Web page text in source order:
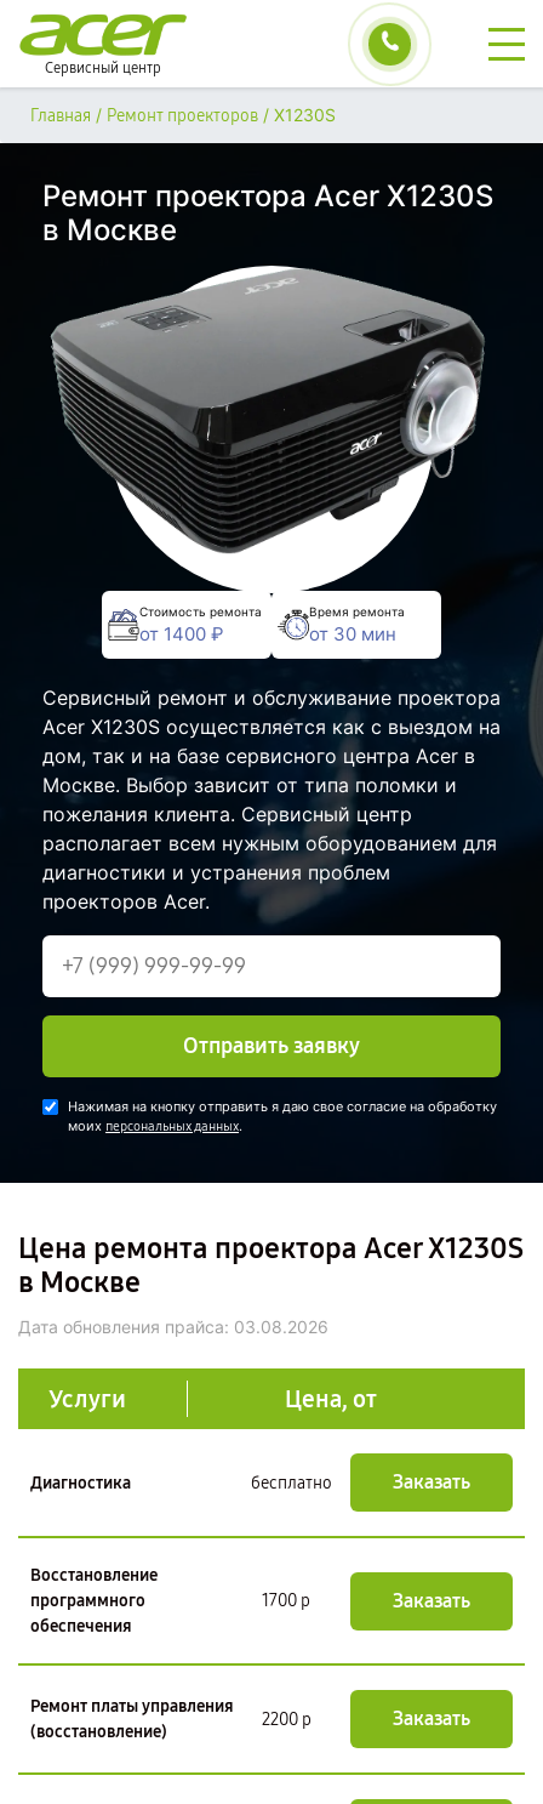
Сервисный центр
Главная / Ремонт проекторов / X1230S
Ремонт проектора Acer X1230S
в Москве
Стоимость ремонта
от 1400 ₽
Время ремонта
от 30 мин
Сервисный ремонт и обслуживание проектора
Acer X1230S осуществляется как с выездом на
дом, так и на базе сервисного центра Acer в
Москве. Выбор зависит от типа поломки и
пожелания клиента. Сервисный центр
располагает всем нужным оборудованием для
диагностики и устранения проблем
проекторов Acer.
Отправить заявку
Нажимая на кнопку отправить я даю свое согласие на обработку
моих персональных данных.
Цена ремонта проектора Acer X1230S
в Москве
Дата обновления прайса: 03.08.2026
Услуги Цена, от
Диагностика бесплатно Заказать
Восстановление
программного
обеспечения
1700 р Заказать
Ремонт платы управления
(восстановление)
2200 р Заказать